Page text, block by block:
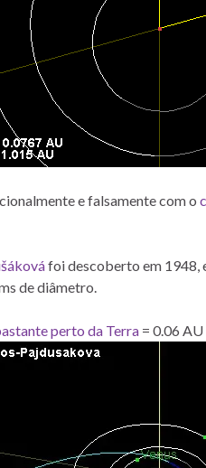
e falsamente com o
foi descoberto em 1948,
de diâmetro.
perto da Terra = 0.06